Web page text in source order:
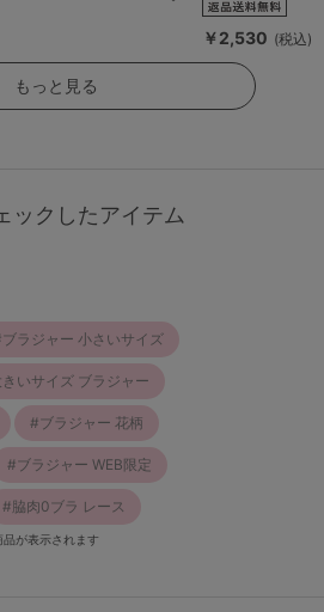
￥2,530 (税込)
もっと見る
ックしたアイテム
ブラジャー 小さいサイズ
きいサイズ ブラジャー
ブラジャー 花柄
ブラジャー WEB限定
脇肉0ブラ レース
が表示されます